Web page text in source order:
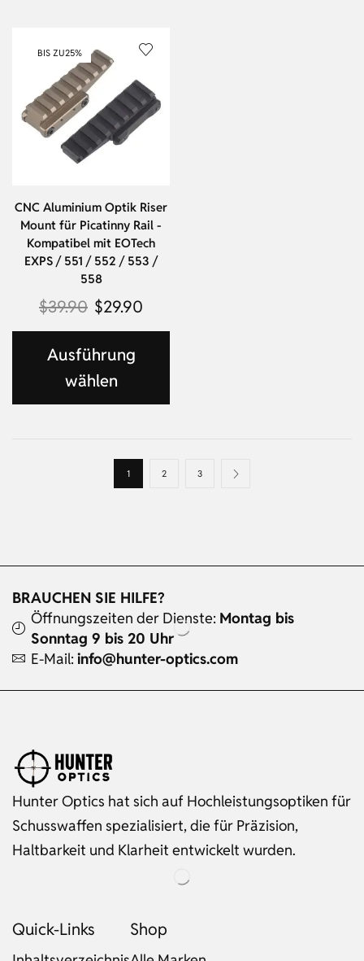
BIS ZU25%
CNC Aluminium Optik Riser
Mount für Picatinny Rail -
Kompatibel mit EOTech
EXPS / 551 / 552 / 553 /
558
$39.90 $29.90
Ausführung
wählen
1 2 3
BRAUCHEN SIE HILFE?
Öffnungszeiten der Dienste: Montag bis
Sonntag 9 bis 20 Uhr
E-Mail: info@hunter-optics.com
Hunter Optics hat sich auf Hochleistungsoptiken für
Schusswaffen spezialisiert, die für Präzision,
Haltbarkeit und Klarheit entwickelt wurden.
Quick-Links Shop